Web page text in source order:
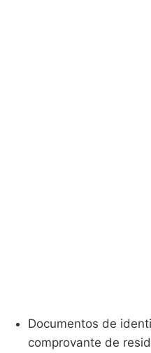
Documentos de
comprovante de